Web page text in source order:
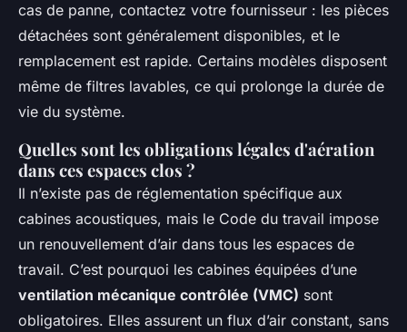
cas de panne, contactez votre fournisseur : les pièces
détachées sont généralement disponibles, et le
remplacement est rapide. Certains modèles disposent
même de filtres lavables, ce qui prolonge la durée de
vie du système.
Quelles sont les obligations légales d'aération
dans ces espaces clos ?
Il n’existe pas de réglementation spécifique aux
cabines acoustiques, mais le Code du travail impose
un renouvellement d’air dans tous les espaces de
travail. C’est pourquoi les cabines équipées d’une
ventilation mécanique contrôlée (VMC) sont
obligatoires. Elles assurent un flux d’air constant, sans